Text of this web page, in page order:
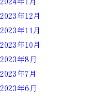
2023年12月
2023年11月
2023年10月
2023年8月
2023年7月
2023年6月